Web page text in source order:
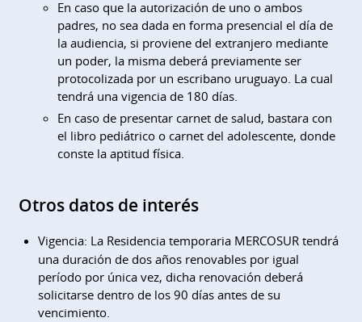
En caso que la autorización de uno o ambos
padres, no sea dada en forma presencial el día de
la audiencia, si proviene del extranjero mediante
un poder, la misma deberá previamente ser
protocolizada por un escribano uruguayo. La cual
tendrá una vigencia de 180 días.
En caso de presentar carnet de salud, bastara con
el libro pediátrico o carnet del adolescente, donde
conste la aptitud física.
Otros datos de interés
Vigencia: La Residencia temporaria MERCOSUR tendrá
una duración de dos años renovables por igual
período por única vez, dicha renovación deberá
solicitarse dentro de los 90 días antes de su
vencimiento.